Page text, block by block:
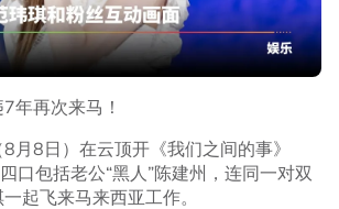
年再次来马！
月8日）在云顶开《我们之间的事》
口包括老公“黑人”陈建州，连同一对双
起飞来马来西亚工作。